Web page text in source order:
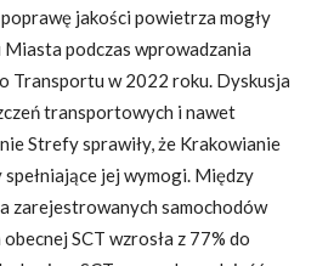
jakości powietrza mogły
Miasta podczas wprowadzania
Transportu w 2022 roku. Dyskusja
transportowych i nawet
Strefy sprawiły, że Krakowianie
jej wymogi. Między
zarejestrowanych samochodów
SCT wzrosła z 77% do